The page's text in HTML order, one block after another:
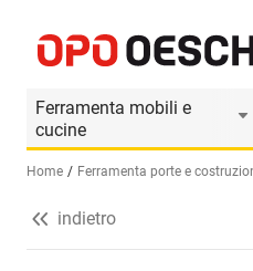
Ferramenta mobili e
cucine
Seleziona una lingua (IT)
Home Ferramenta porte e
Informazioni
indietro